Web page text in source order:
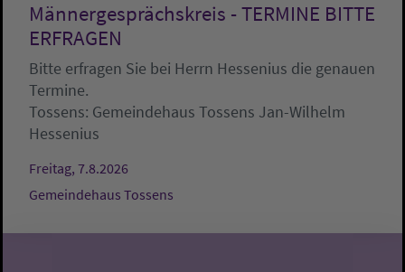
Männergesprächskreis - TERMINE BITTE
ERFRAGEN
Bitte erfragen Sie bei Herrn Hessenius die genauen
Termine.
Tossens: Gemeindehaus Tossens Jan-Wilhelm
Hessenius
Freitag, 7.8.2026
Gemeindehaus Tossens